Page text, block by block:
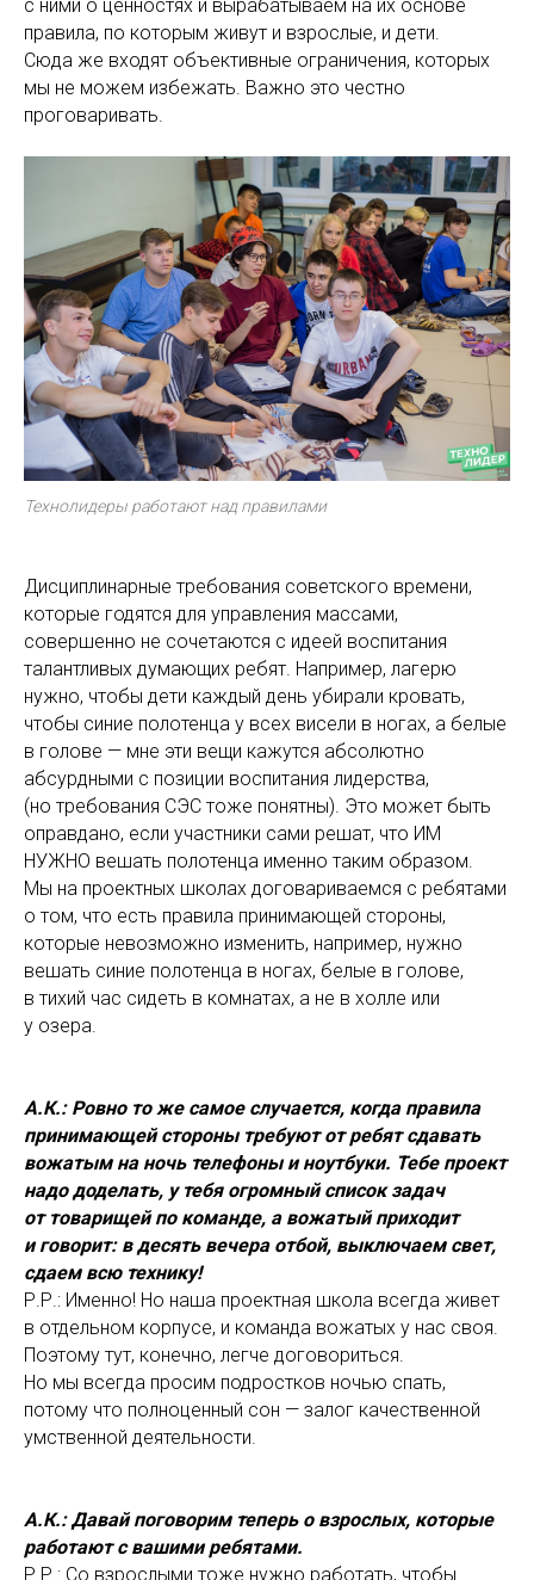
с ними о ценностях и вырабатываем на их основе
правила, по которым живут и взрослые, и дети.
Сюда же входят объективные ограничения, которых
мы не можем избежать. Важно это честно
проговаривать.
Технолидеры работают над правилами
Дисциплинарные требования советского времени,
которые годятся для управления массами,
совершенно не сочетаются с идеей воспитания
талантливых думающих ребят. Например, лагерю
нужно, чтобы дети каждый день убирали кровать,
чтобы синие полотенца у всех висели в ногах, а белые
в голове — мне эти вещи кажутся абсолютно
абсурдными с позиции воспитания лидерства,
(но требования СЭС тоже понятны). Это может быть
оправдано, если участники сами решат, что ИМ
НУЖНО вешать полотенца именно таким образом.
Мы на проектных школах договариваемся с ребятами
о том, что есть правила принимающей стороны,
которые невозможно изменить, например, нужно
вешать синие полотенца в ногах, белые в голове,
в тихий час сидеть в комнатах, а не в холле или
у озера.
А.К.: Ровно то же самое случается, когда правила
принимающей стороны требуют от ребят сдавать
вожатым на ночь телефоны и ноутбуки. Тебе проект
надо доделать, у тебя огромный список задач
от товарищей по команде, а вожатый приходит
и говорит: в десять вечера отбой, выключаем свет,
сдаем всю технику!
Р.Р.: Именно! Но наша проектная школа всегда живет
в отдельном корпусе, и команда вожатых у нас своя.
Поэтому тут, конечно, легче договориться.
Но мы всегда просим подростков ночью спать,
потому что полноценный сон — залог качественной
умственной деятельности.
А.К.: Давай поговорим теперь о взрослых, которые
работают с вашими ребятами.
Р.Р.: Со взрослыми тоже нужно работать, чтобы